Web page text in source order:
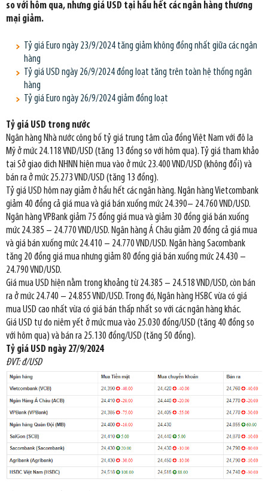
so với hôm qua, nhưng giá USD tại hầu hết các ngân hàng thương
mại giảm.
Tỷ giá Euro ngày 23/9/2024 tăng giảm không đồng nhất giữa các ngân
hàng
Tỷ giá USD ngày 26/9/2024 đồng loạt tăng trên toàn hệ thống ngân
hàng
Tỷ giá Euro ngày 26/9/2024 giảm đồng loạt
Tỷ giá USD trong nước
Ngân hàng Nhà nước công bố tỷ giá trung tâm của đồng Việt Nam với đô la
Mỹ ở mức 24.118 VND/USD (tăng 13 đồng so với hôm qua). Tỷ giá tham khảo
tại Sở giao dịch NHNN hiện mua vào ở mức 23.400 VND/USD (không đổi) và
bán ra ở mức 25.273 VND/USD (tăng 13 đồng).
Tỷ giá USD hôm nay giảm ở hầu hết các ngân hàng. Ngân hàng Vietcombank
giảm 40 đồng cả giá mua và giá bán xuống mức 24.390– 24.760 VND/USD.
Ngân hàng VPBank giảm 75 đồng giá mua và giảm 30 đồng giá bán xuống
mức 24.385 – 24.770 VND/USD. Ngân hàng Á Châu giảm 20 đồng cả giá mua
và giá bán xuống mức 24.410 – 24.770 VND/USD. Ngân hàng Sacombank
tăng 20 đồng giá mua nhưng giảm 80 đồng giá bán xuống mức 24.430 –
24.790 VND/USD.
Giá mua USD hiện nằm trong khoảng từ 24.385 – 24.518 VND/USD, còn bán
ra ở mức 24.740 – 24.855 VND/USD. Trong đó, Ngân hàng HSBC vừa có giá
mua USD cao nhất vừa có giá bán thấp nhất so với các ngân hàng khác.
Giá USD tự do niêm yết ở mức mua vào 25.030 đồng/USD (tăng 40 đồng so
với hôm qua) và bán ra 25.130 đồng/USD (tăng 50 đồng).
Tỷ giá USD ngày 27/9/2024
ĐVT: đ/USD